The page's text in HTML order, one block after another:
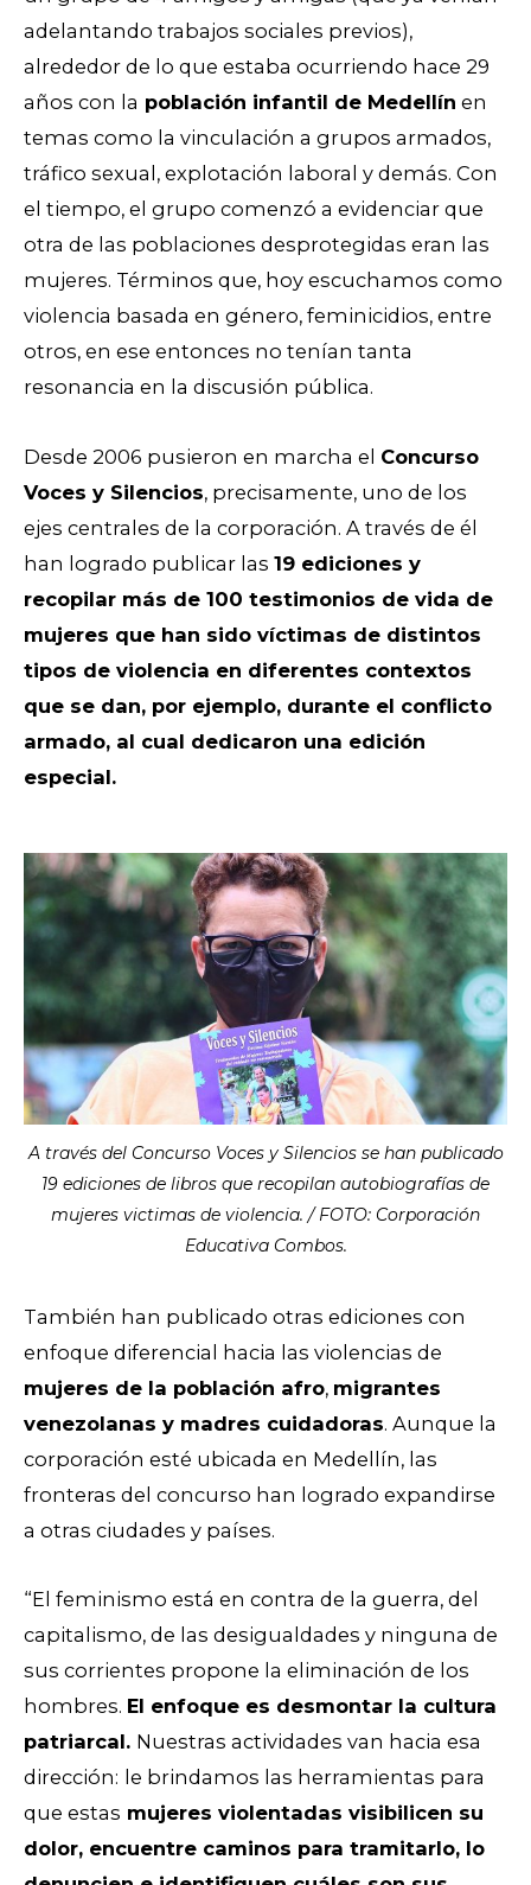
adelantando trabajos sociales previos),
alrededor de lo que estaba ocurriendo hace 29
años con la población infantil de Medellín en
temas como la vinculación a grupos armados,
tráfico sexual, explotación laboral y demás. Con
el tiempo, el grupo comenzó a evidenciar que
otra de las poblaciones desprotegidas eran las
mujeres. Términos que, hoy escuchamos como
violencia basada en género, feminicidios, entre
otros, en ese entonces no tenían tanta
resonancia en la discusión pública.
Desde 2006 pusieron en marcha el Concurso
Voces y Silencios, precisamente, uno de los
ejes centrales de la corporación. A través de él
han logrado publicar las 19 ediciones y
recopilar más de 100 testimonios de vida de
mujeres que han sido víctimas de distintos
tipos de violencia en diferentes contextos
que se dan, por ejemplo, durante el conflicto
armado, al cual dedicaron una edición
especial.
A través del Concurso Voces y Silencios se han publicado
19 ediciones de libros que recopilan autobiografías de
mujeres victimas de violencia. / FOTO: Corporación
Educativa Combos.
También han publicado otras ediciones con
enfoque diferencial hacia las violencias de
mujeres de la población afro, migrantes
venezolanas y madres cuidadoras. Aunque la
corporación esté ubicada en Medellín, las
fronteras del concurso han logrado expandirse
a otras ciudades y países.
“El feminismo está en contra de la guerra, del
capitalismo, de las desigualdades y ninguna de
sus corrientes propone la eliminación de los
hombres. El enfoque es desmontar la cultura
patriarcal. Nuestras actividades van hacia esa
dirección: le brindamos las herramientas para
que estas mujeres violentadas visibilicen su
dolor, encuentre caminos para tramitarlo, lo